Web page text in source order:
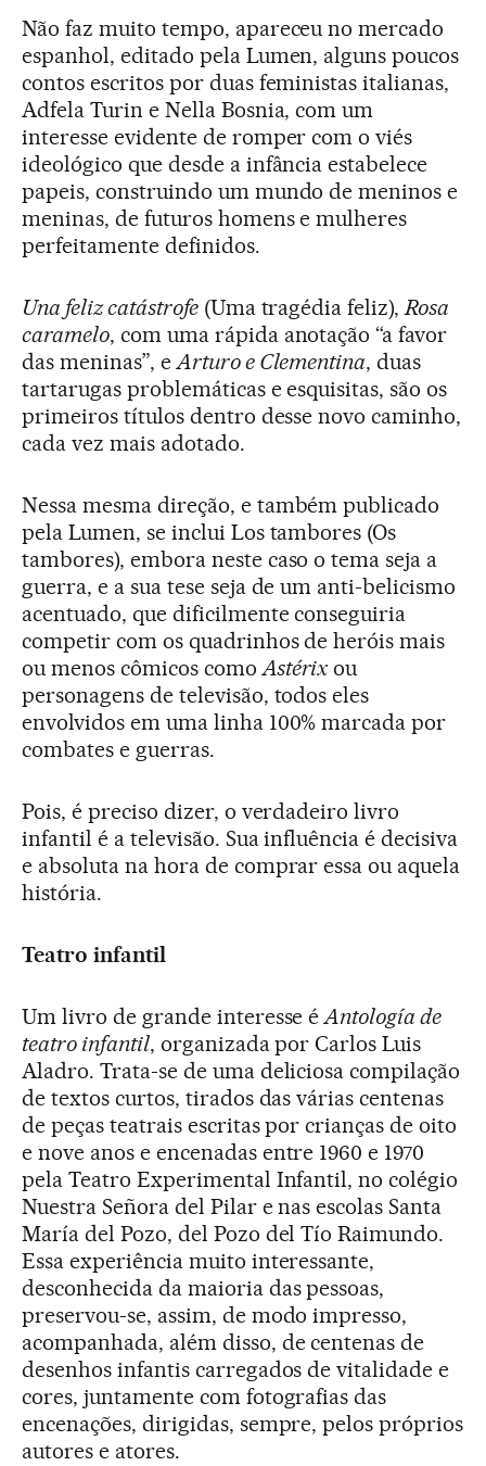
Não faz muito tempo, apareceu no mercado
espanhol, editado pela Lumen, alguns poucos
contos escritos por duas feministas italianas,
Adfela Turin e Nella Bosnia, com um
interesse evidente de romper com o viés
ideológico que desde a infância estabelece
papeis, construindo um mundo de meninos e
meninas, de futuros homens e mulheres
perfeitamente definidos.
Una feliz catástrofe(Uma tragédia feliz),Rosa
caramelo, com uma rápida anotação “a favor
das meninas”, eArturo e Clementina, duas
tartarugas problemáticas e esquisitas, são os
primeiros títulos dentro desse novo caminho,
cada vez mais adotado.
Nessa mesma direção, e também publicado
pela Lumen, se inclui Los tambores (Os
tambores), embora neste caso o tema seja a
guerra, e a sua tese seja de um anti-belicismo
acentuado, que dificilmente conseguiria
competir com os quadrinhos de heróis mais
ou menos cômicos comoAstérix ou
personagens de televisão, todos eles
envolvidos em uma linha 100% marcada por
combates e guerras.
Pois, é preciso dizer, o verdadeiro livro
infantil é a televisão. Sua influência é decisiva
e absoluta na hora de comprar essa ou aquela
história.
Teatro infantil
Um livro de grande interesse éAntología de
teatro infantil, organizada por Carlos Luis
Aladro. Trata-se de uma deliciosa compilação
de textos curtos, tirados das várias centenas
de peças teatrais escritas por crianças de oito
e nove anos e encenadas entre 1960 e 1970
pela Teatro Experimental Infantil, no colégio
Nuestra Señora del Pilar e nas escolas Santa
María del Pozo, del Pozo del Tío Raimundo.
Essa experiência muito interessante,
desconhecida da maioria das pessoas,
preservou-se, assim, de modo impresso,
acompanhada, além disso, de centenas de
desenhos infantis carregados de vitalidade e
cores, juntamente com fotografias das
encenações, dirigidas, sempre, pelos próprios
autores e atores.